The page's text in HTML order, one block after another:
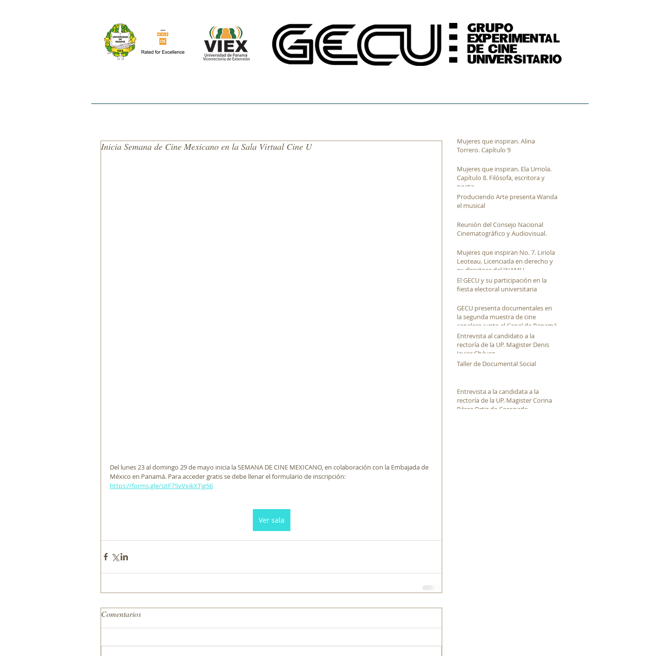
Inicia Semana de Cine Mexicano en la Sala Virtual Cine U
Del lunes 23 al domingo 29 de mayo inicia la SEMANA DE CINE MEXICANO, en colaboración con la Embajada de
México en Panamá. Para acceder gratis se debe llenar el formulario de inscripción:
https://forms.gle/sitF75vVxikXTjg56
Ver sala
Comentarios
Mujeres que inspiran. Alina
Torrero. Capítulo 9
Mujeres que inspiran. Ela Urriola.
Capítulo 8. Filósofa, escritora y
poeta
Produciendo Arte presenta Wanda
el musical
Reunión del Consejo Nacional
Cinematográfico y Audiovisual.
Mujeres que inspiran No. 7. Liriola
Leoteau. Licenciada en derecho y
ex directora del INAMU
El GECU y su participación en la
fiesta electoral universitaria
GECU presenta documentales en
la segunda muestra de cine
canalero junto al Canal de Panamá
Entrevista al candidato a la
rectoría de la UP. Magister Denis
Javier Chávez
Taller de Documental Social
Entrevista a la candidata a la
rectoría de la UP. Magister Corina
Pérez Ortiz de Coronado